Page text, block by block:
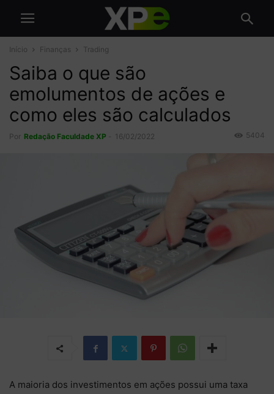
Início Finanças Trading
Saiba o que são
emolumentos de ações e
como eles são calculados
Por Redação Faculdade XP 16/02/2022 5404
A maioria dos investimentos em ações possui uma taxa